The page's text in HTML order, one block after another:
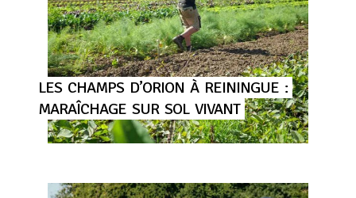
LES CHAMPS D’ORION À REININGUE :
MARAÎCHAGE SUR SOL VIVANT